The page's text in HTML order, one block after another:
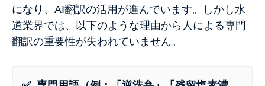
になり、AI翻訳の活用が進んでいます。しかし水
道業界では、以下のような理由から人による専門
翻訳の重要性が失われていません。